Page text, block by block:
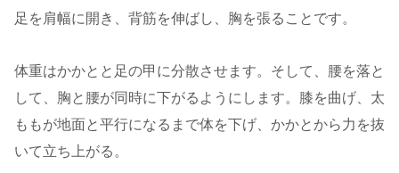
足を肩幅に開き、背筋を伸ばし、胸を張ることです。
体重はかかとと足の甲に分散させます。そして、腰を落と
して、胸と腰が同時に下がるようにします。膝を曲げ、太
ももが地面と平行になるまで体を下げ、かかとから力を抜
いて立ち上がる。